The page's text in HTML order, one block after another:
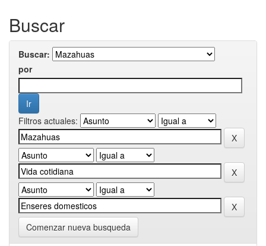
Buscar
Buscar:
por
Filtros actuales:
Comenzar nueva busqueda